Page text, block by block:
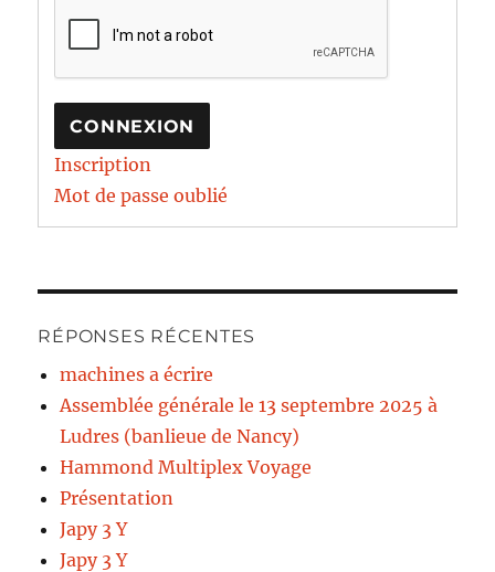
CONNEXION
Inscription
Mot de passe oublié
RÉPONSES RÉCENTES
machines a écrire
Assemblée générale le 13 septembre 2025 à
Ludres (banlieue de Nancy)
Hammond Multiplex Voyage
Présentation
Japy 3 Y
Japy 3 Y